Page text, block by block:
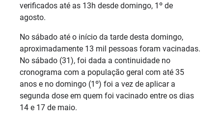
verificados até as 13h desde domingo, 1º de
agosto.
No sábado até o início da tarde desta domingo,
aproximadamente 13 mil pessoas foram vacinadas.
No sábado (31), foi dada a continuidade no
cronograma com a população geral com até 35
anos e no domingo (1º) foi a vez de aplicar a
segunda dose em quem foi vacinado entre os dias
14 e 17 de maio.